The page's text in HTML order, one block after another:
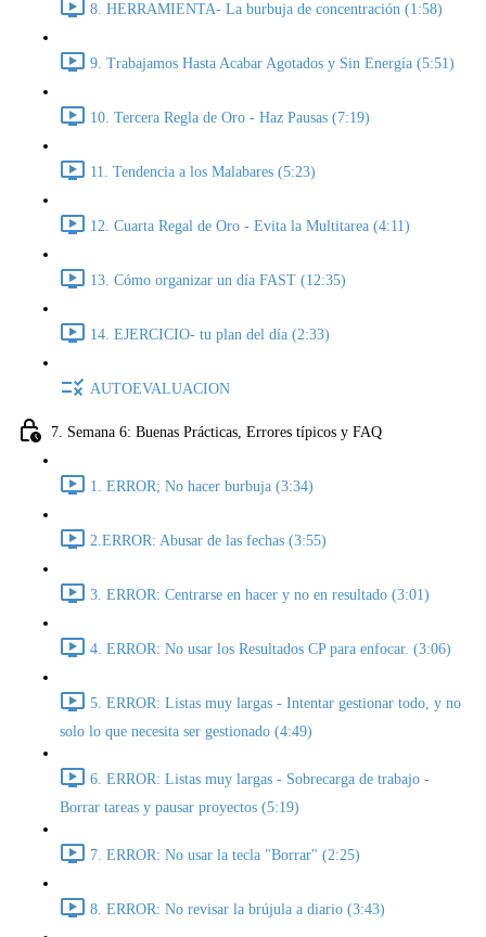
8. HERRAMIENTA- La burbuja de concentración (1:58)
9. Trabajamos Hasta Acabar Agotados y Sin Energía (5:51)
10. Tercera Regla de Oro - Haz Pausas (7:19)
11. Tendencia a los Malabares (5:23)
12. Cuarta Regal de Oro - Evita la Multitarea (4:11)
13. Cómo organizar un día FAST (12:35)
14. EJERCICIO- tu plan del día (2:33)
AUTOEVALUACION
7. Semana 6: Buenas Prácticas, Errores típicos y FAQ
1. ERROR; No hacer burbuja (3:34)
2.ERROR: Abusar de las fechas (3:55)
3. ERROR: Centrarse en hacer y no en resultado (3:01)
4. ERROR: No usar los Resultados CP para enfocar. (3:06)
5. ERROR: Listas muy largas - Intentar gestionar todo, y no
solo lo que necesita ser gestionado (4:49)
6. ERROR: Listas muy largas - Sobrecarga de trabajo -
Borrar tareas y pausar proyectos (5:19)
7. ERROR: No usar la tecla "Borrar" (2:25)
8. ERROR: No revisar la brújula a diario (3:43)